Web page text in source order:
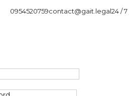
0954520759contact@gait.legal24 / 7